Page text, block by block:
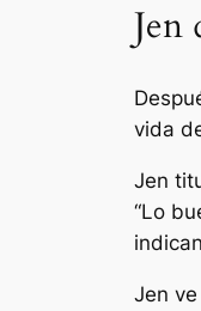
Jen
vida
Jen
“Lo
Jen